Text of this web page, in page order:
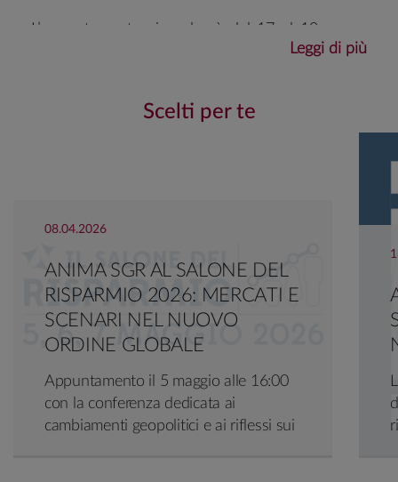
L’appuntamento si svolgerà dal 17 al 19 marzo
2026 presso l’Auditorium Parco della Musica di
Leggi di più
Scelti per te
08.04.2026
ANIMA SGR AL SALONE DEL
RISPARMIO 2026: MERCATI E
SCENARI NEL NUOVO
ORDINE GLOBALE
Appuntamento il 5 maggio alle 16:00
con la conferenza dedicata ai
cambiamenti geopolitici e ai riflessi sui